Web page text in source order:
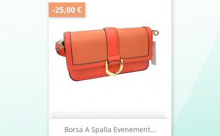
Borsa A Spalla Evenement...
-25,00 €